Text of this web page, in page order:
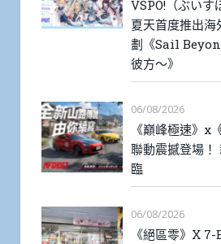
VSPO!（ぶいす
夏天首度推出
劃《Sail
彼方～》
06/08/2026
《巔峰極速》x
聯動震撼登場！
臨
06/08/2026
《絕區零》X